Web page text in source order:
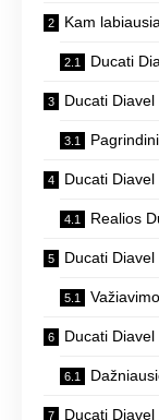
Kam
Ducati
Ducati
Ducati
Realios
Ducati
Ducati
Ducati